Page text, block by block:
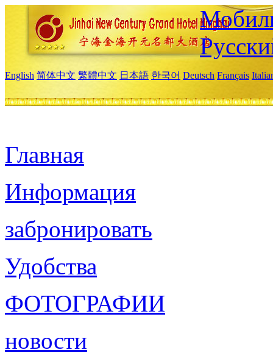
English 简体中文 繁體中文 日本語 한국어 Deutsch Français
Главная
Информация
забронировать
Удобства
ФОТОГРАФИИ
новости